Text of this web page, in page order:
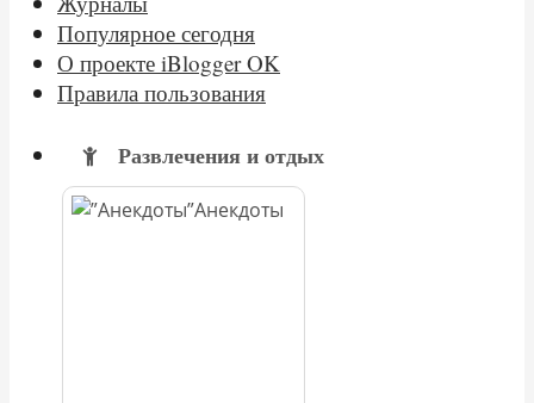
Популярное сегодня
О проекте iBlogger OK
Правила пользования
Развлечения и отдых
Анекдоты